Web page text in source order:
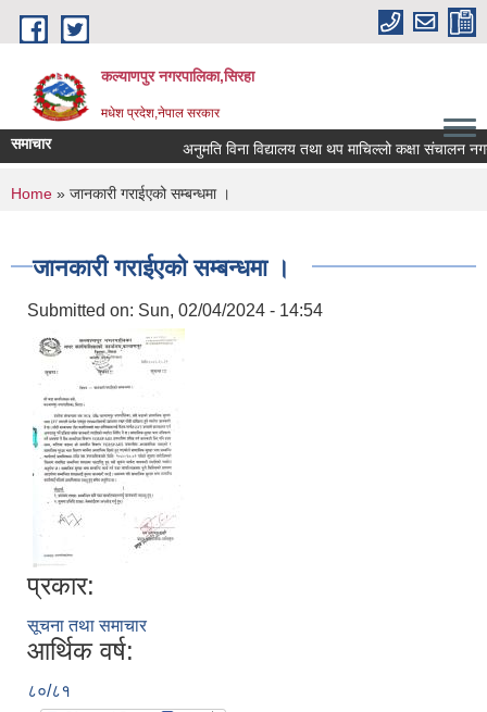
Skip to main content
कल्याणपुर नगरपालिका,सिरहा
मधेश प्रदेश,नेपाल सरकार
समाचार अनुमति विना विद्यालय तथा थप माचिल्लो कक्षा संचालन नगर्न
You are here
Home » जानकारी गराईएको सम्बन्धमा ।
जानकारी गराईएको सम्बन्धमा ।
Submitted on: Sun, 02/04/2024 - 14:54
प्रकार:
सूचना तथा समाचार
आर्थिक वर्ष:
८०/८१